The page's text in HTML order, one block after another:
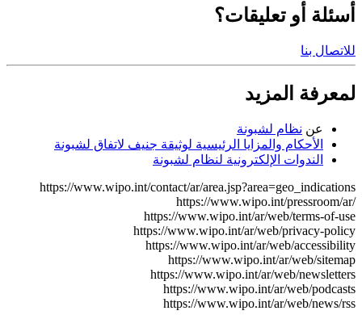
أسئلة أو تعليقات؟
للاتصال بنا
لمعرفة المزيد
عن​​​​​ نظام لشبونة
الأحكام والمزايا الرئيسية لوثيقة جنيف لاتفاق لشبونة
الندوات الإلكترونية لنظام لشبونة
https://www.wipo.int/contact/ar/area.jsp?area=geo_indications
https://www.wipo.int/pressroom/ar/
https://www.wipo.int/ar/web/terms-of-use
https://www.wipo.int/ar/web/privacy-policy
https://www.wipo.int/ar/web/accessibility
https://www.wipo.int/ar/web/sitemap
https://www.wipo.int/ar/web/newsletters
https://www.wipo.int/ar/web/podcasts
https://www.wipo.int/ar/web/news/rss